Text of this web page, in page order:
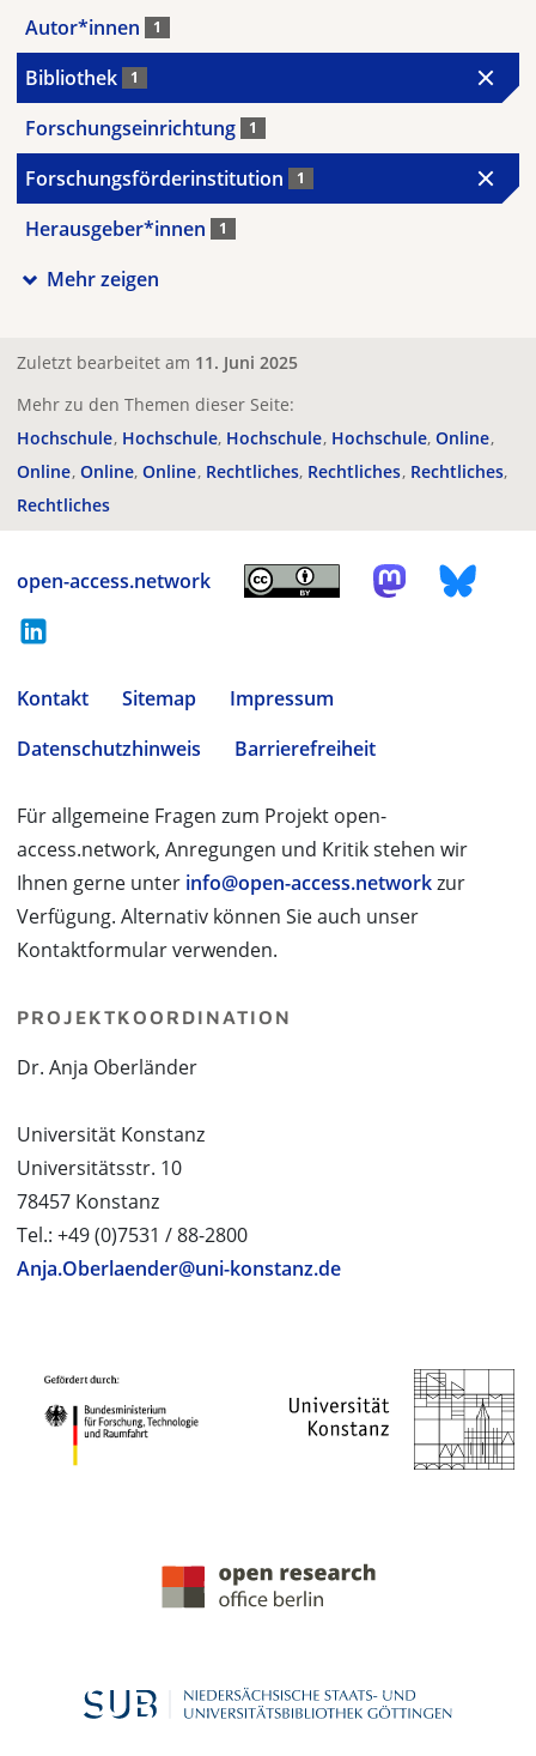
Autor*innen 1
Bibliothek 1
Forschungseinrichtung 1
Forschungsförderinstitution 1
Herausgeber*innen 1
Mehr zeigen
Zuletzt bearbeitet am 11. Juni 2025
Mehr zu den Themen dieser Seite:
Hochschule Hochschule Hochschule Hochschule Online
Online Online Online Rechtliches Rechtliches Rechtliches
Rechtliches
open-access.network
Kontakt Sitemap
Impressum
Datenschutzhinweis
Barrierefreiheit
Für allgemeine Fragen zum Projekt open-
access.network, Anregungen und Kritik stehen wir
Ihnen gerne unter info@open-access.networkzur
Verfügung. Alternativ können Sie auch unser
Kontaktformular verwenden.
PROJEKTKOORDINATION
Dr. Anja Oberländer
Universität Konstanz
Universitätsstr. 10
78457 Konstanz
Tel.: +49 (0)7531 / 88-2800
Anja.Oberlaender@uni-konstanz.de